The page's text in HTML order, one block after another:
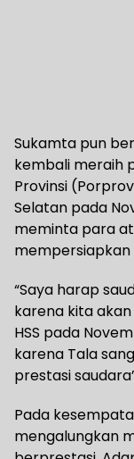
Sukamta pun
kembali meraih
Provinsi
Selatan pada
meminta para
mempersiapkan
“Saya harap
karena kita
HSS pada
karena Tala
prestasi
Pada
mengalungkan